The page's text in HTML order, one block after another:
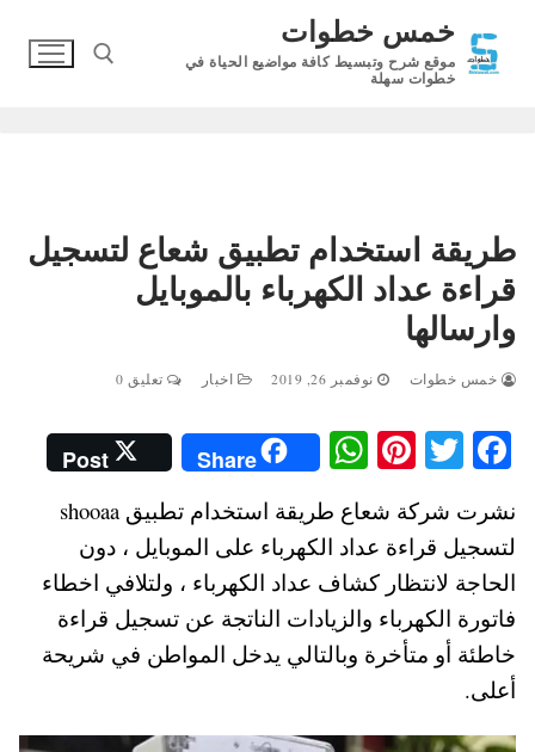
المحتوى
خمس خطوات
موقع شرح وتبسيط كافة مواضيع الحياة في
خطوات سهلة
طريقة استخدام تطبيق شعاع لتسجيل
قراءة عداد الكهرباء بالموبايل
وارسالها
خمس خطوات نوفمبر 26, 2019 اخبار تعليق 0
Fa
bo
ok
T
wi
tte
r
Pi
nt
er
es
t
W
ha
ts
A
pp
Share
Post
نشرت شركة شعاع طريقة استخدام تطبيق shooaa
لتسجيل قراءة عداد الكهرباء على الموبايل ، دون
الحاجة لانتظار كشاف عداد الكهرباء ، ولتلافي اخطاء
فاتورة الكهرباء والزيادات الناتجة عن تسجيل قراءة
خاطئة أو متأخرة وبالتالي يدخل المواطن في شريحة
أعلى.